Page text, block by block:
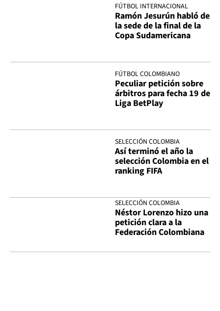
FÚTBOL INTERNACIONAL
Ramón Jesurún habló de
la sede de la final de la
Copa Sudamericana
FÚTBOL COLOMBIANO
Peculiar petición sobre
árbitros para fecha 19 de
Liga BetPlay
SELECCIÓN COLOMBIA
Así terminó el año la
selección Colombia en el
ranking FIFA
SELECCIÓN COLOMBIA
Néstor Lorenzo hizo una
petición clara a la
Federación Colombiana